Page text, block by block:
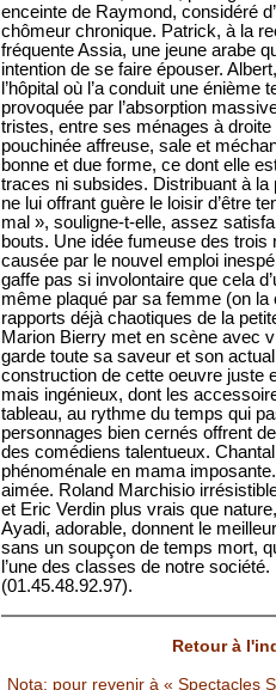
enceinte de Raymond, considéré
chômeur chronique. Patrick, à la
fréquente Assia, une jeune arabe
intention de se faire épouser.
l’hôpital où l’a conduit une
provoquée par l’absorption
tristes, entre ses ménages à
pouchinée affreuse, sale et
bonne et due forme, ce dont elle
traces ni subsides. Distribuant à
ne lui offrant guère le loisir d’être
mal », souligne-t-elle, assez
bouts. Une idée fumeuse des
causée par le nouvel emploi
gaffe pas si involontaire que cela
même plaqué par sa femme (on
rapports déjà chaotiques de la
Marion Bierry met en scène avec
garde toute sa saveur et son
construction de cette oeuvre juste
mais ingénieux, dont les
tableau, au rythme du temps qui
personnages bien cernés offrent
des comédiens talentueux.
phénoménale en mama
aimée. Roland Marchisio
et Eric Verdin plus vrais que
Ayadi, adorable, donnent le
sans un soupçon de temps mort,
l’une des classes de notre
(01.45.48.92.97).
Retour à
Nota: pour revenir à « Spectacles